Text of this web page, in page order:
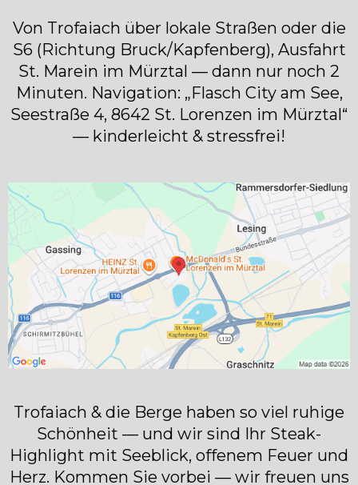
Von Trofaiach über lokale Straßen oder die
S6 (Richtung Bruck/Kapfenberg), Ausfahrt
St. Marein im Mürztal — dann nur noch 2
Minuten. Navigation: „Flasch City am See,
Seestraße 4, 8642 St. Lorenzen im Mürztal“
— kinderleicht & stressfrei!
Trofaiach & die Berge haben so viel ruhige
Schönheit — und wir sind Ihr Steak-
Highlight mit Seeblick, offenem Feuer und
Herz. Kommen Sie vorbei — wir freuen uns